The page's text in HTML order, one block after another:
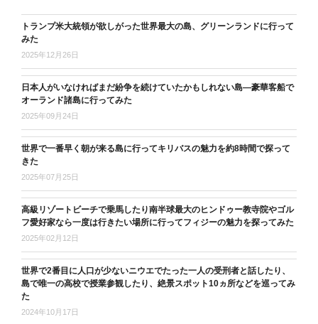
トランプ米大統領が欲しがった世界最大の島、グリーンランドに行って
みた
2025年12月26日
日本人がいなければまだ紛争を続けていたかもしれない島―豪華客船で
オーランド諸島に行ってみた
2025年09月24日
世界で一番早く朝が来る島に行ってキリバスの魅力を約8時間で探って
きた
2025年07月25日
高級リゾートビーチで乗馬したり南半球最大のヒンドゥー教寺院やゴル
フ愛好家なら一度は行きたい場所に行ってフィジーの魅力を探ってみた
2025年02月12日
世界で2番目に人口が少ないニウエでたった一人の受刑者と話したり、
島で唯一の高校で授業参観したり、絶景スポット10ヵ所などを巡ってみ
た
2024年10月17日